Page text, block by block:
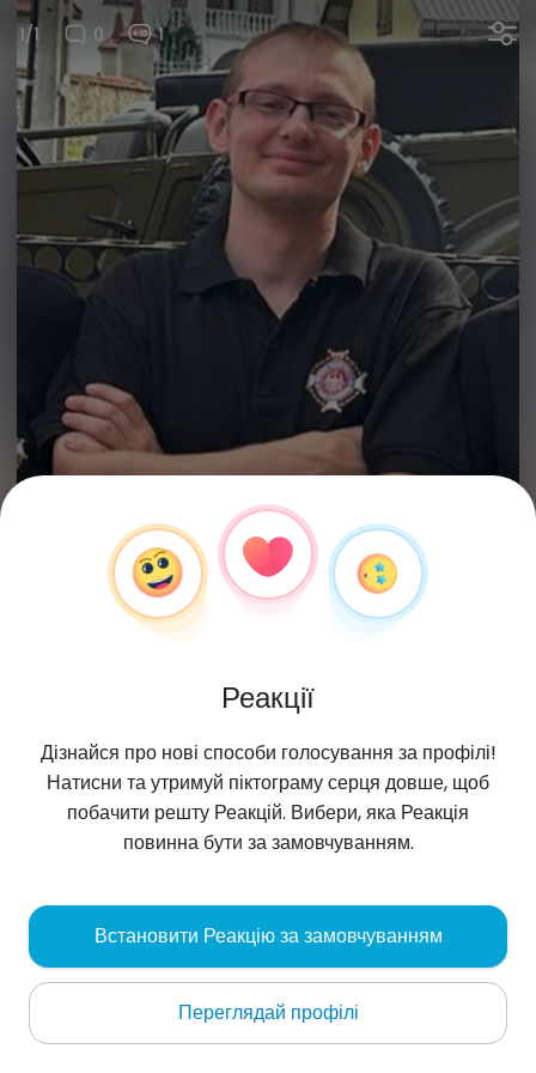
1/1 0 1
Krystian
Sanok
Про мене
Реакції
Дізнайся про нові способи голосування за профілі!
Натисни та утримуй піктограму серця довше, щоб
побачити решту Реакцій. Вибери, яка Реакція
повинна бути за замовчуванням.
Встановити Реакцію за замовчуванням
Переглядай профілі